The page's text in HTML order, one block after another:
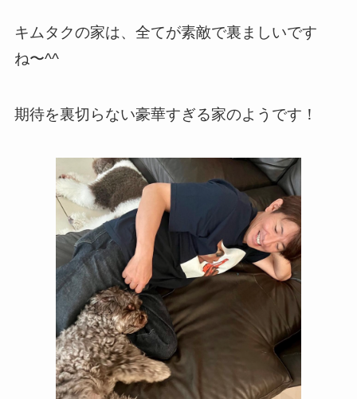
キムタクの家は、全てが素敵で裏ましいです
ね〜^^
期待を裏切らない豪華すぎる家のようです！